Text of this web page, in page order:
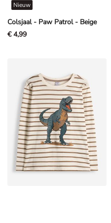
Colsjaal - Paw Patrol - Beige
Nieuw
€ 4,99